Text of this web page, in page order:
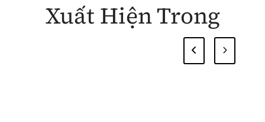
Xuất Hiện Trong